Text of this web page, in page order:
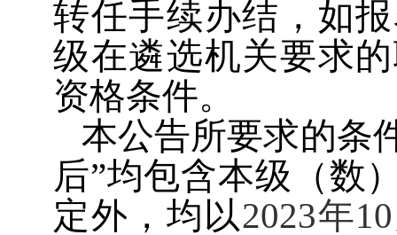
转任手续办结，如
级在遴选机关要求
资格条件。
本公告所要求的条
后”均包含本级（数
定外，均以2023年10